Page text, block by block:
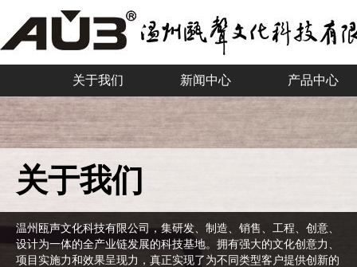
产品中心
新闻中心
关于我们
关于我们
温州瓯声文化科技有限公司，集研发、制造、销售、工程、创意、
设计为一体的全产业链发展的科技基地。拥有强大的文化创意力、
项目实施力和效果呈现力，真正实现了为不同类型客户提供创新的